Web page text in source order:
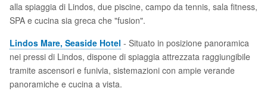
alla spiaggia di Lindos, due piscine, campo da tennis, sala fitness,
SPA e cucina sia greca che "fusion".
Lindos Mare, Seaside Hotel - Situato in posizione panoramica
nei pressi di Lindos, dispone di spiaggia attrezzata raggiungibile
tramite ascensori e funivia, sistemazioni con ampie verande
panoramiche e cucina a vista.